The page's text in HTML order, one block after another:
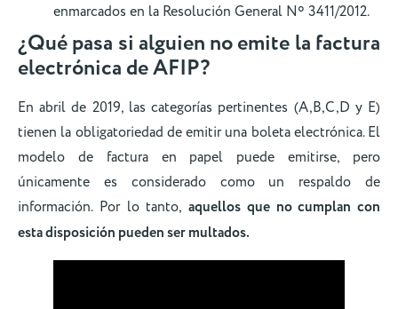
enmarcados en la Resolución General Nº 3411/2012.
¿Qué pasa si alguien no emite la factura
electrónica de AFIP?
En abril de 2019, las categorías pertinentes (A,B,C,D y E)
tienen la obligatoriedad de emitir una boleta electrónica. El
modelo de factura en papel puede emitirse, pero
únicamente es considerado como un respaldo de
información. Por lo tanto, aquellos que no cumplan con
esta disposición pueden ser multados.